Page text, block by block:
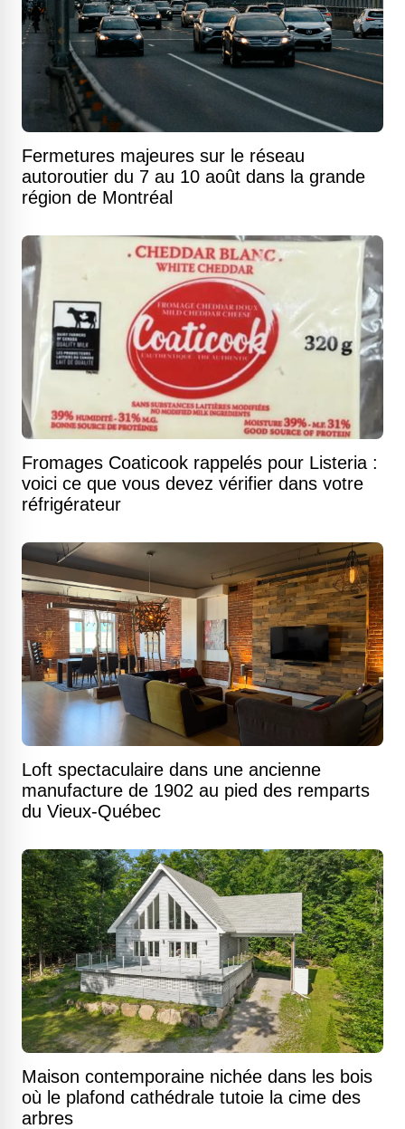
Fermetures majeures sur le réseau
autoroutier du 7 au 10 août dans la grande
région de Montréal
Fromages Coaticook rappelés pour Listeria :
voici ce que vous devez vérifier dans votre
réfrigérateur
Loft spectaculaire dans une ancienne
manufacture de 1902 au pied des remparts
du Vieux-Québec
Maison contemporaine nichée dans les bois
où le plafond cathédrale tutoie la cime des
arbres